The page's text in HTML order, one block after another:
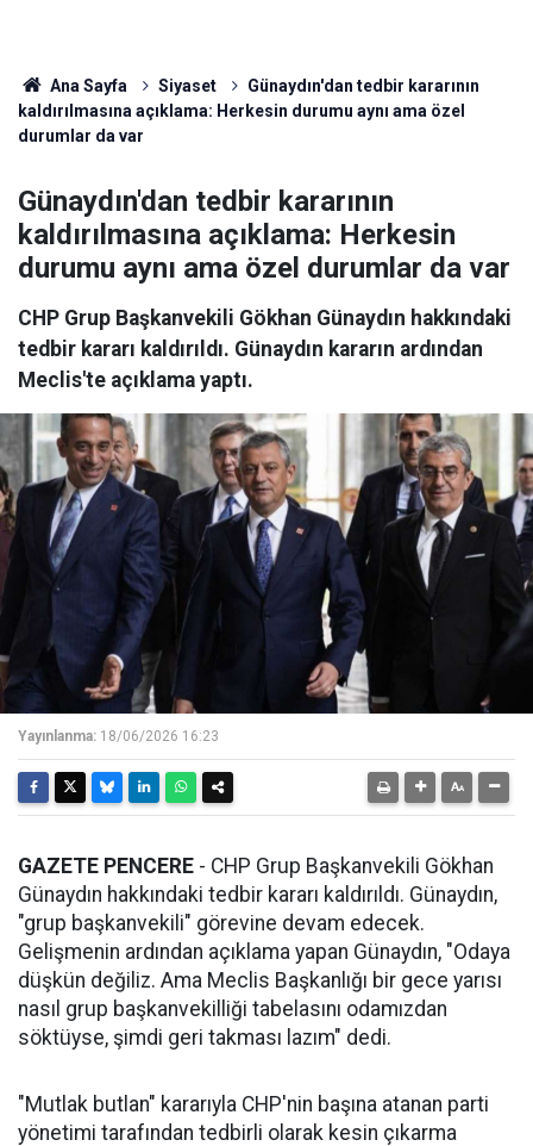
Ana Sayfa Siyaset
Günaydın'dan tedbir kararının
kaldırılmasına açıklama: Herkesin durumu aynı ama özel
durumlar da var
Günaydın'dan tedbir kararının
kaldırılmasına açıklama: Herkesin
durumu aynı ama özel durumlar da var
CHP Grup Başkanvekili Gökhan Günaydın hakkındaki
tedbir kararı kaldırıldı. Günaydın kararın ardından
Meclis'te açıklama yaptı.
Yayınlanma: 18/06/2026 16:23
GAZETE PENCERE - CHP Grup Başkanvekili Gökhan
Günaydın hakkındaki tedbir kararı kaldırıldı. Günaydın,
"grup başkanvekili" görevine devam edecek.
Gelişmenin ardından açıklama yapan Günaydın, "Odaya
düşkün değiliz. Ama Meclis Başkanlığı bir gece yarısı
nasıl grup başkanvekilliği tabelasını odamızdan
söktüyse, şimdi geri takması lazım" dedi.
"Mutlak butlan" kararıyla CHP'nin başına atanan parti
yönetimi tarafından tedbirli olarak kesin çıkarma